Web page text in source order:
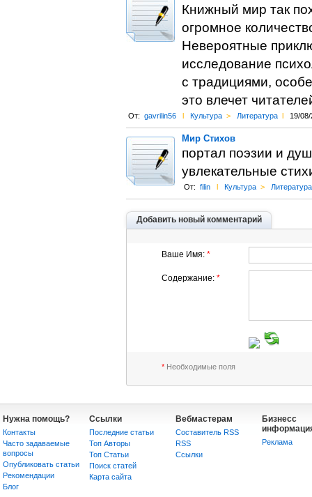
Книжный мир так
огромное
Невероятные
исследование
с традициями,
это влечет
От: gavrilin56 l Культура > Литература l 19/
Мир Стихов
портал поэзии и
увлекательные
От: filin l Культура > Литература
Добавить новый комментарий
Ваше Имя: *
Содержание: *
*Необходимые поля
Нужна помощь?
Контакты
Часто задаваемые
вопросы
Опубликовать статьи
Рекомендации
Блог
Ссылки
Последние статьи
Топ Авторы
Топ Статьи
Поиск статей
Карта сайта
Вебмастерам
Составитель RSS
RSS
Сcылки
Бизнесс
Реклама